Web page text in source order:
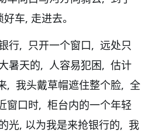
车, 走进去。
行, 只开一个窗口, 远处只
暑天的, 人容易犯困, 估计
, 我头戴草帽遮住整个脸, 全
窗口时, 柜台内的一个年轻
光, 以为我是来抢银行的, 我